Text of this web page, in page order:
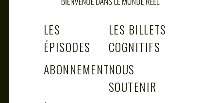
RADIO MASSE CRITIQUE
LES
ÉPISODES
LES BILLETS
COGNITIFS
ABONNEMENTNOUS
SOUTENIR